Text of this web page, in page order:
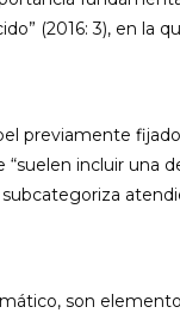
(2016: 3), en la
previamente
incluir una
son